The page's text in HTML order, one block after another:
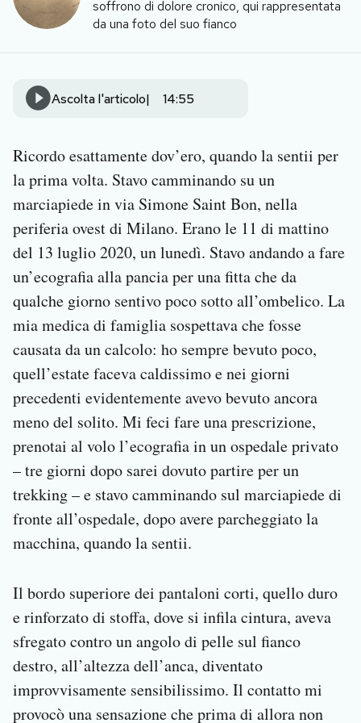
Notifiche mobile
Regala il Post
soffrono di dolore cronico, qui rappresentata
da una foto del suo fianco
Ascolta l'articolo 14:55
Ricordo esattamente dov’ero, quando la sentii per
la prima volta. Stavo camminando su un
marciapiede in via Simone Saint Bon, nella
periferia ovest di Milano. Erano le 11 di mattino
del 13 luglio 2020, un lunedì. Stavo andando a fare
un’ecografia alla pancia per una fitta che da
qualche giorno sentivo poco sotto all’ombelico. La
mia medica di famiglia sospettava che fosse
causata da un calcolo: ho sempre bevuto poco,
quell’estate faceva caldissimo e nei giorni
precedenti evidentemente avevo bevuto ancora
meno del solito. Mi feci fare una prescrizione,
prenotai al volo l’ecografia in un ospedale privato
– tre giorni dopo sarei dovuto partire per un
trekking – e stavo camminando sul marciapiede di
fronte all’ospedale, dopo avere parcheggiato la
macchina, quando la sentii.
Il bordo superiore dei pantaloni corti, quello duro
e rinforzato di stoffa, dove si infila cintura, aveva
sfregato contro un angolo di pelle sul fianco
destro, all’altezza dell’anca, diventato
improvvisamente sensibilissimo. Il contatto mi
provocò una sensazione che prima di allora non